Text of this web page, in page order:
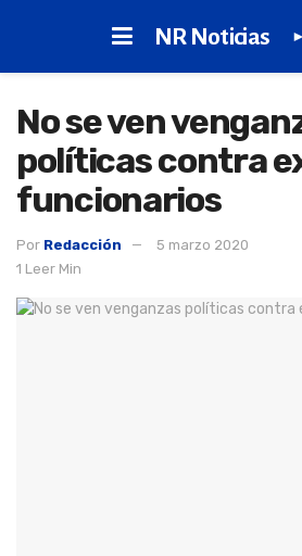
NR Noticias
No se ven
políticas contra
funcionarios
Por Redacción
5 marzo 2020
1 Leer Min